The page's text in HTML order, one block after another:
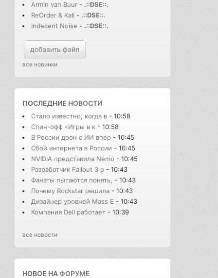
Armin van Buur - .::DSE::.
ReOrder & Kali - .::DSE::.
Indecent Noise - .::DSE::.
добавить файл
все новинки
ПОСЛЕДНИЕ НОВОСТИ
Стало известно, когда в - 10:58
Спин-офф «Игры в к - 10:58
В России дрон с ИИ впер - 10:45
Сбой интернета в России - 10:45
NVIDIA представила Nemo - 10:45
Разработчик Fallout 3 р - 10:43
Фанаты пытаются понять, - 10:43
Почему Rockstar решила - 10:43
Дизайнер уровней Mass E - 10:43
Компания Dell работает - 10:39
все новости
НОВОЕ НАФОРУМЕ